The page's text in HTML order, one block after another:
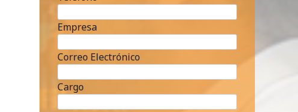
Empresa
Correo Electrónico
Cargo